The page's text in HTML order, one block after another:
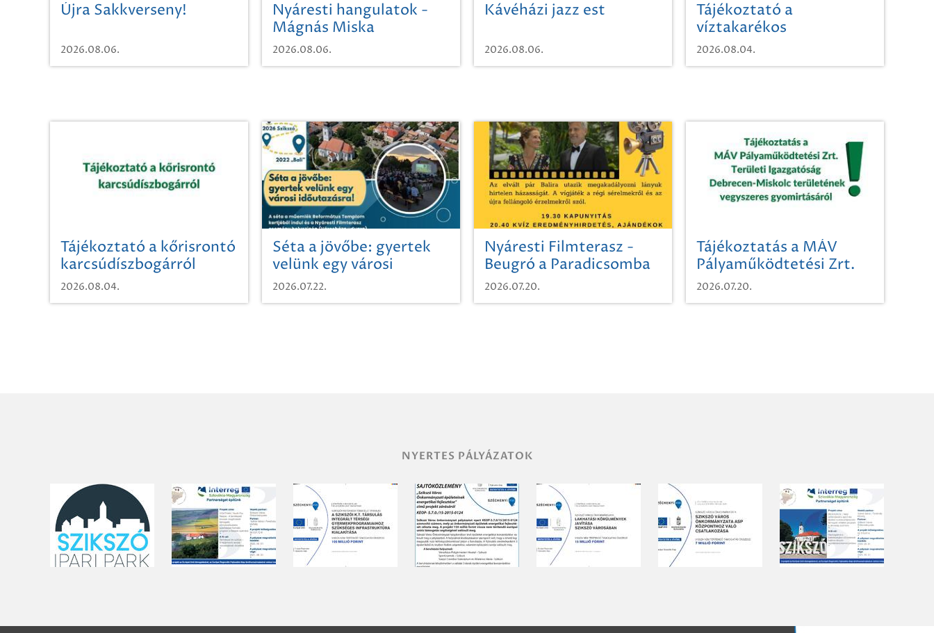
Újra Sakkverseny!
2026.08.06.
Nyáresti hangulatok -
Mágnás Miska
2026.08.06.
Kávéházi jazz est
2026.08.06.
Tájékoztató a
víztakarékos
vízhasználatról
2026.08.04.
Tájékoztató a kőrisrontó
karcsúdíszbogárról
2026.08.04.
Séta a jövőbe: gyertek
velünk egy városi
időutazásra!
2026.07.22.
Nyáresti Filmterasz -
Beugró a Paradicsomba
2026.07.20.
Tájékoztatás a MÁV
Pályaműködtetési Zrt.
Területi Igazgatóság
Debrecen-Miskolc
2026.07.20.
NYERTES PÁLYÁZATOK